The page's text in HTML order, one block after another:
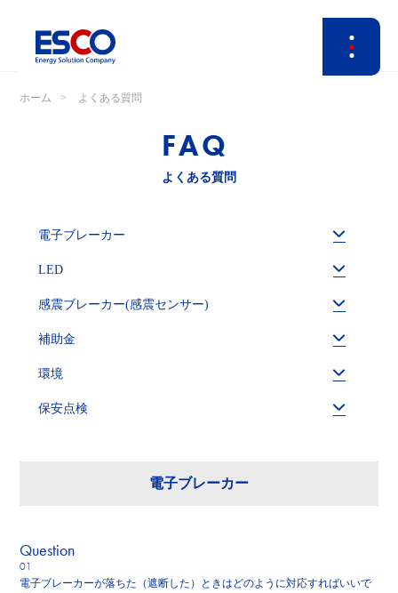
ホーム よくある質問
FAQ
よくある質問
電子ブレーカー
LED
感震ブレーカー(感震センサー)
補助金
環境
保安点検
電子ブレーカー
Question
電子ブレーカーが落ちた（遮断した）ときはどのように対応すればいいで